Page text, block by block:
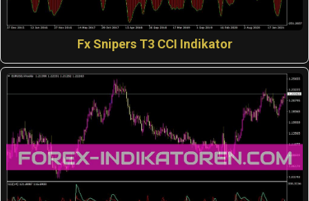
Fx Snipers T3 CCI Indikator